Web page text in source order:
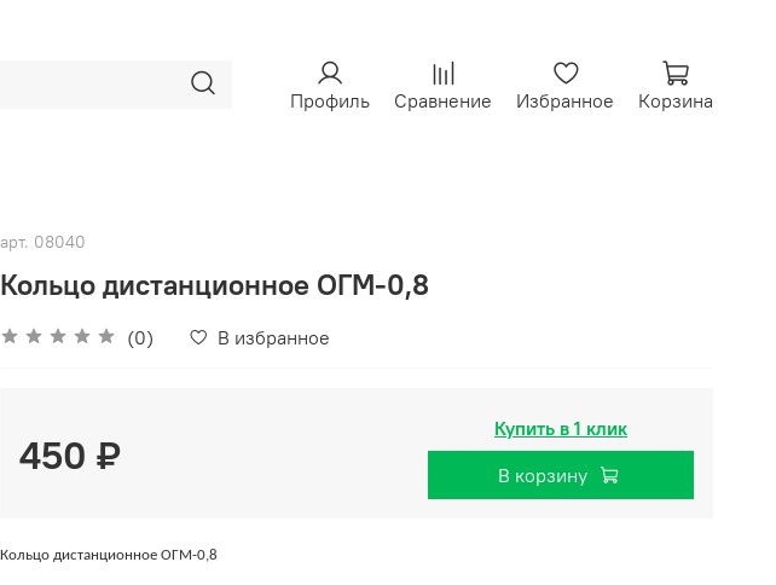
Профиль Сравнение Избранное Корзина
арт. 08040
Кольцо дистанционное ОГМ-0,8
(0) В избранное
450 ₽
Купить в 1 клик
В корзину
Кольцо дистанционное ОГМ-0,8